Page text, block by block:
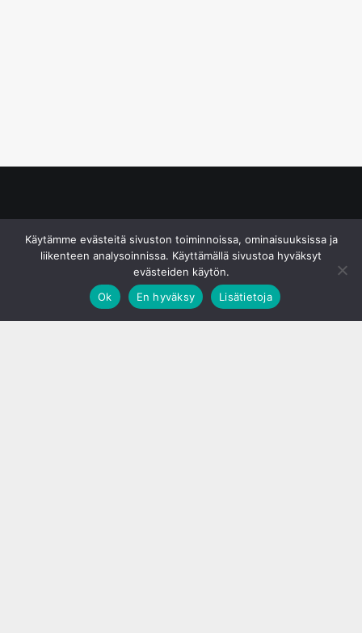
Käytämme evästeitä sivuston toiminnoissa, ominaisuuksissa ja
liikenteen analysoinnissa. Käyttämällä sivustoa hyväksyt
evästeiden käytön.
Ok
En hyväksy Lisätietoja